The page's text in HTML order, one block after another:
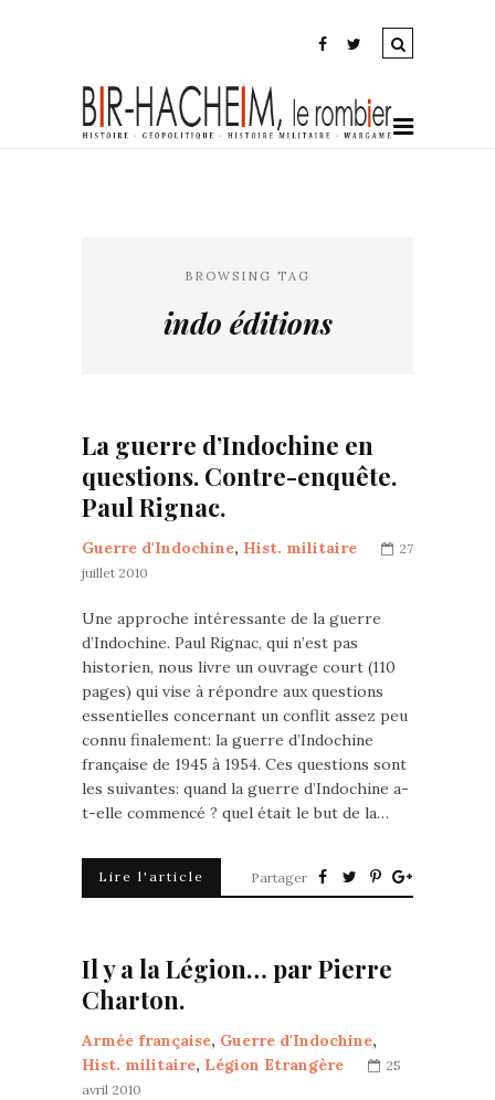
BROWSING TAG
indo éditions
La guerre d’Indochine en
questions. Contre-enquête.
Paul Rignac.
Guerre d'Indochine, Hist. militaire
27
juillet 2010
Une approche intéressante de la guerre
d’Indochine. Paul Rignac, qui n’est pas
historien, nous livre un ouvrage court (110
pages) qui vise à répondre aux questions
essentielles concernant un conflit assez peu
connu finalement: la guerre d’Indochine
française de 1945 à 1954. Ces questions sont
les suivantes: quand la guerre d’Indochine a-
t-elle commencé ? quel était le but de la…
Lire l'article Partager
Il y a la Légion… par Pierre
Charton.
Armée française, Guerre d'Indochine,
Hist. militaire, Légion Etrangère
25
avril 2010